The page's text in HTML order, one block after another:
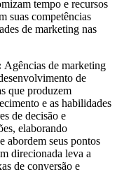
tempo e recursos
suas competências
de marketing nas
Agências de marketing
de
que produzem
e as habilidades
de decisão e
elaborando
abordem seus pontos
direcionada leva a
de conversão e